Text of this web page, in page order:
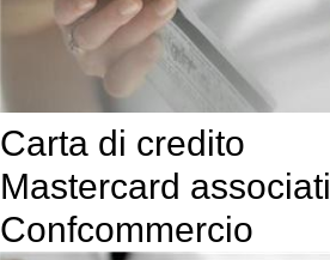
Carta di credito
Mastercard associati
Confcommercio